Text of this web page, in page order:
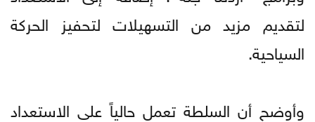
لتقديم مزيد من التسهيلات لتحفيز الحركة
السياحية.
وأوضح أن السلطة تعمل حالياً على الاستعداد